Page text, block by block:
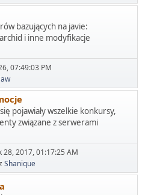
bazujących na javie:
i inne modyfikacje
07:49:03 PM
pojawiały wszelkie konkursy,
związane z serwerami
28, 2017, 01:17:25 AM
Shanique